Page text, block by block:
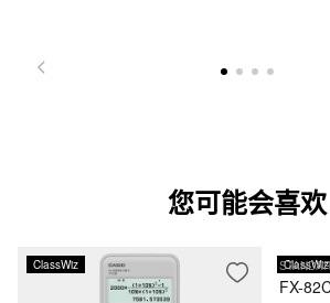
您可能会喜欢
ClassWiz ClassWiz